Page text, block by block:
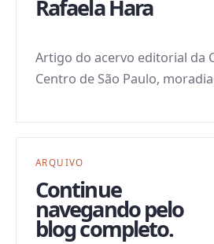
Rafaela Hara
Artigo do acervo editorial da
Centro de São Paulo,
ARQUIVO
Continue
navegando pelo
blog completo.